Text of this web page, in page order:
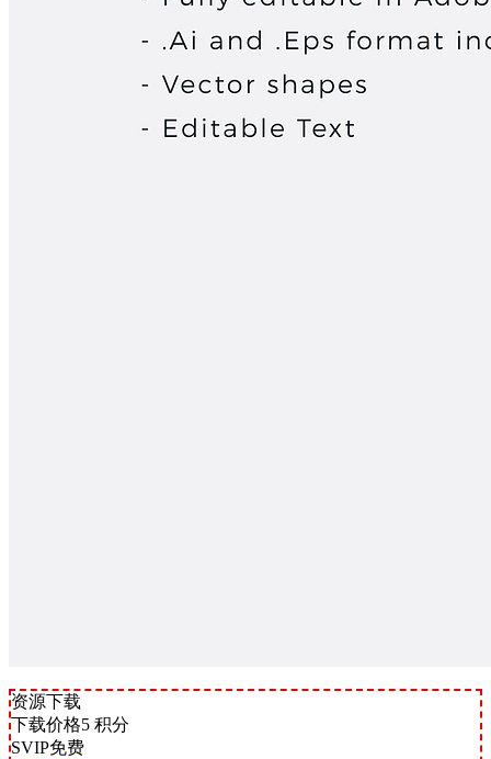
资源下载
下载价格5 积分
SVIP免费